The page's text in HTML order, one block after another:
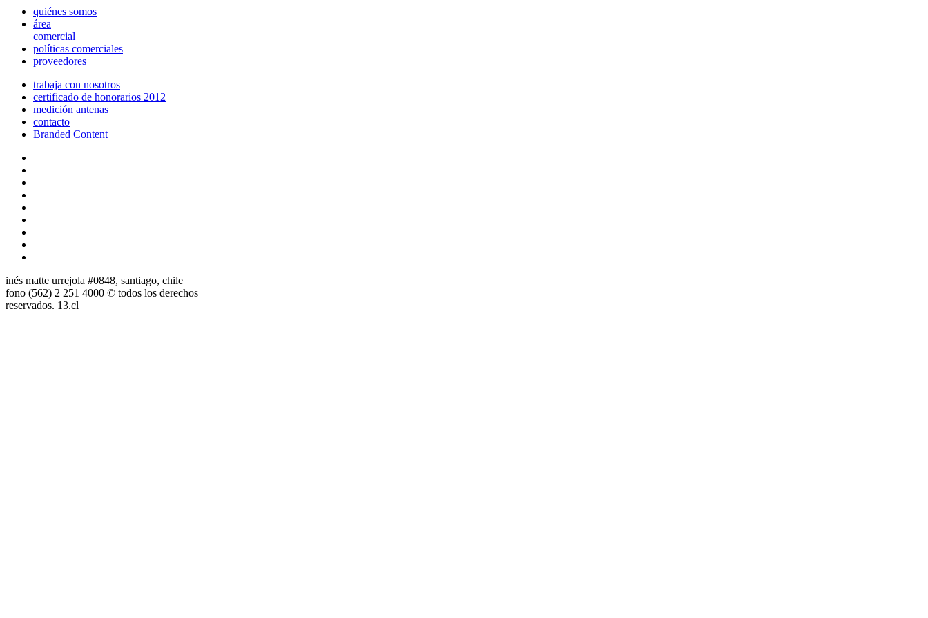
quiénes somos
área
comercial
políticas comerciales
proveedores
trabaja con nosotros
certificado de honorarios 2012
medición antenas
contacto
Branded Content
inés matte urrejola #0848, santiago, chile
fono (562) 2 251 4000 © todos los derechos
reservados. 13.cl